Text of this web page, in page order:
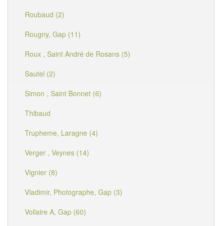
Roubaud (2)
Rougny, Gap (11)
Roux , Saint André de Rosans (5)
Sautel (2)
Simon , Saint Bonnet (6)
Thibaud
Trupheme, Laragne (4)
Verger , Veynes (14)
Vignier (8)
Vladimir, Photographe, Gap (3)
Vollaire A, Gap (60)